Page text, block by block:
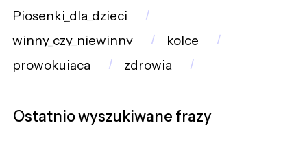
Piosenki_dla_dzieci
winny_czy_niewinny
kolce
prowokująca
zdrowia
Ostatnio wyszukiwane frazy